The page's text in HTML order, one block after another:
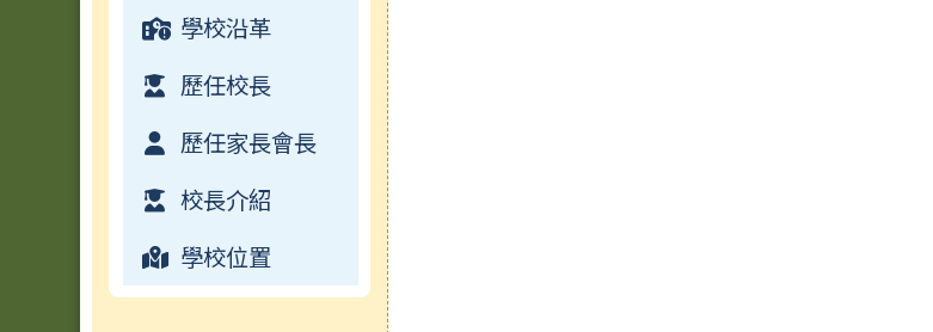
行事曆
學校沿革
歷任校長
歷任家長會長
校長介紹
學校位置